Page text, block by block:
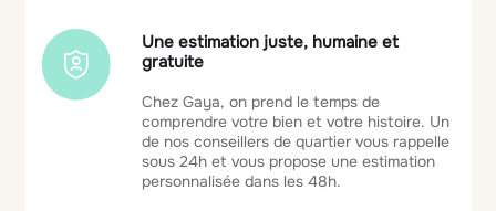
Une estimation juste, humaine et
gratuite
Chez Gaya, on prend le temps de
comprendre votre bien et votre histoire. Un
de nos conseillers de quartier vous rappelle
sous 24h et vous propose une estimation
personnalisée dans les 48h.